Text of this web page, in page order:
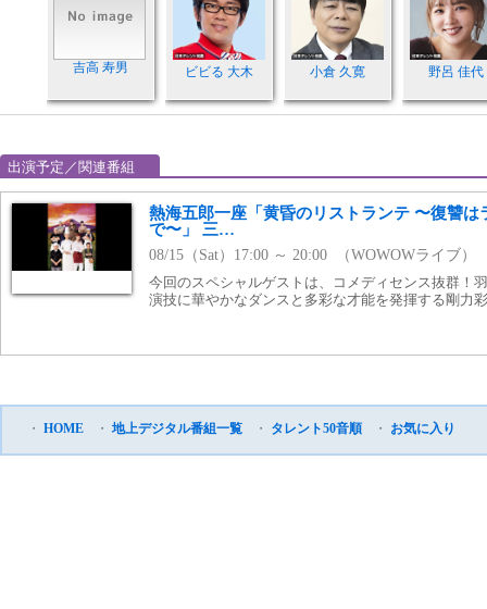
吉高 寿男 ビビる 大木 小倉 久寛 野呂 佳代
出演予定／関連番組
熱海五郎一座「黄昏のリストランテ 〜復讐は
で〜」 三…
08/15（Sat）17:00 ～ 20:00 （WOWOWライブ）
今回のスペシャルゲストは、コメディセンス抜群！
演技に華やかなダンスと多彩な才能を発揮する剛力
・ HOME ・ 地上デジタル番組一覧 ・ タレント50音順 ・ お気に入り